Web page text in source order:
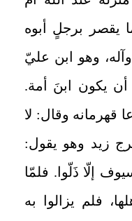
يقصر برجلٍ أبوه
وهو ابن عليّ
يكون ابنَ أمة.
وقال: لا
زيد وهو يقول:
إلّا ذَلّوا. فلمّا
فلم يزالوا به